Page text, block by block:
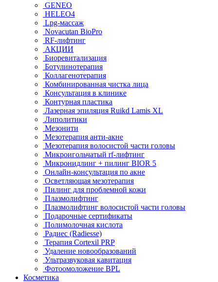
GENEO
HELEO4
Lpg-массаж
Novacutan BioPro
RF-лифтинг
АКЦИИ
Биоревитализация
Ботулинотерапия
Коллагенотерапия
Комбинированная чистка лица
Консультация в клинике
Контурная пластика
Лазерная эпиляция Ruikd Lamis XL
Липолитики
Мезонити
Мезотерапия анти-акне
Мезотерапия волосистой части головы
Микроигольчатый rf-лифтинг
Микронидлинг + пилинг BIOR 5
Онлайн-консультация по акне
Осветляющая мезотерапия
Пилинг для проблемной кожи
Плазмолифтинг
Плазмолифтинг волосистой части головы
Подарочные сертификаты
Полимолочная кислота
Радиес (Radiesse)
Терапия Cortexil PRP
Удаление новообразований
Ультразвуковая кавитация
Фотоомоложение BPL
Косметика